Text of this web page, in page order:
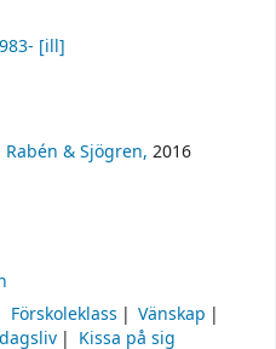
[ill]
Rabén & Sjögren, 2016
Förskoleklass
Vänskap
Kissa på sig